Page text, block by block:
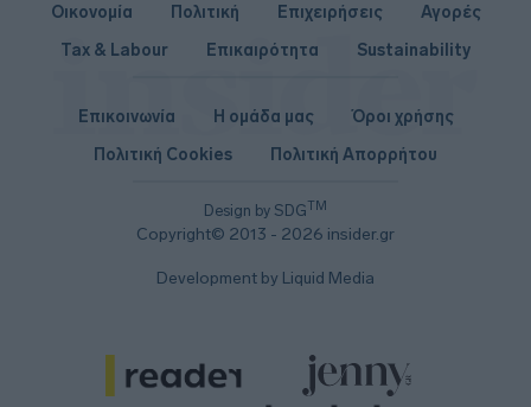
Οικονομία Πολιτική Επιχειρήσεις
Αγορές
Tax & Labour
Επικαιρότητα Sustainability
Design by SDGTM
Copyright© 2013 - 2026 insider.gr
Επικοινωνία Η ομάδα μας
Όροι χρήσης
Πολιτική Cookies
Πολιτική Απορρήτου
Development by Liquid Media